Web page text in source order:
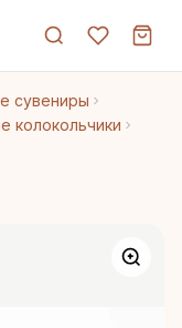
сувениры
колокольчики